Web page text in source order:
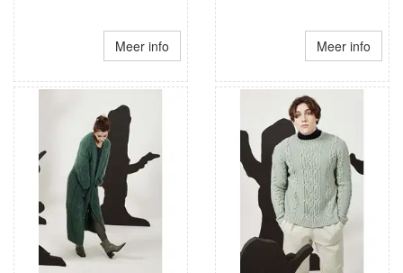
Meer info Meer info